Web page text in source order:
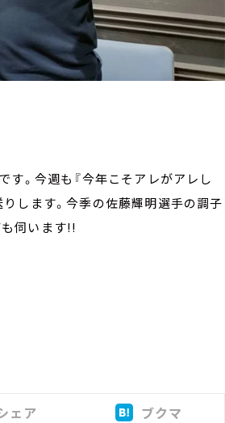
。今週も『今年こそアレがアレし
します。今季の佐藤輝明選手の調子
伺います!!
ェア ブクマ